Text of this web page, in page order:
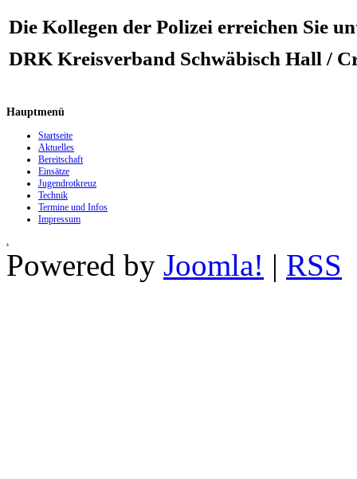
Die Kollegen der Polizei erreichen Sie
DRK Kreisverband Schwäbisch Hall /
Hauptmenü
Startseite
Aktuelles
Bereitschaft
Einsätze
Jugendrotkreuz
Technik
Termine und Infos
Impressum
.
Powered by Joomla! | RSS